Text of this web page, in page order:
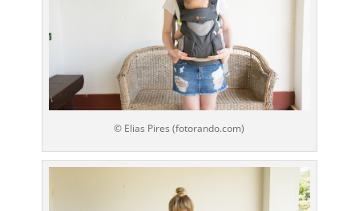
© Elias Pires (fotorando.com)